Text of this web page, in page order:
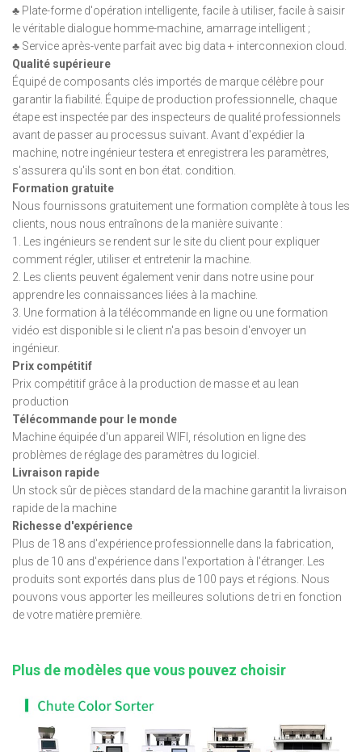
♣ Plate-forme d'opération intelligente, facile à utiliser, facile à saisir
le véritable dialogue homme-machine, amarrage intelligent ;
♣ Service après-vente parfait avec big data + interconnexion cloud.
Qualité supérieure
Équipé de composants clés importés de marque célèbre pour
garantir la fiabilité. Équipe de production professionnelle, chaque
étape est inspectée par des inspecteurs de qualité professionnels
avant de passer au processus suivant. Avant d'expédier la
machine, notre ingénieur testera et enregistrera les paramètres,
s'assurera qu'ils sont en bon état. condition.
Formation gratuite
Nous fournissons gratuitement une formation complète à tous les
clients, nous nous entraînons de la manière suivante :
1. Les ingénieurs se rendent sur le site du client pour expliquer
comment régler, utiliser et entretenir la machine.
2. Les clients peuvent également venir dans notre usine pour
apprendre les connaissances liées à la machine.
3. Une formation à la télécommande en ligne ou une formation
vidéo est disponible si le client n'a pas besoin d'envoyer un
ingénieur.
Prix compétitif
Prix compétitif grâce à la production de masse et au lean
production
Télécommande pour le monde
Machine équipée d'un appareil WIFI, résolution en ligne des
problèmes de réglage des paramètres du logiciel.
Livraison rapide
Un stock sûr de pièces standard de la machine garantit la livraison
rapide de la machine
Richesse d'expérience
Plus de 18 ans d'expérience professionnelle dans la fabrication,
plus de 10 ans d'expérience dans l'exportation à l'étranger. Les
produits sont exportés dans plus de 100 pays et régions. Nous
pouvons vous apporter les meilleures solutions de tri en fonction
de votre matière première.
Plus de modèles que vous pouvez choisir